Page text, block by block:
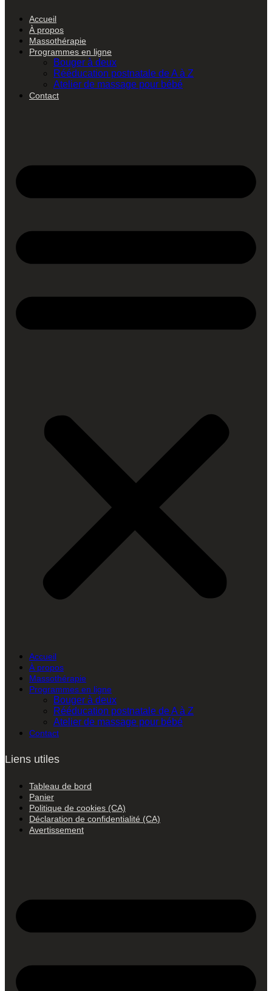
Accueil
À propos
Massothérapie
Programmes en ligne
Bouger à deux
Rééducation postnatale de A à Z
Atelier de massage pour bébé
Contact
Accueil
À propos
Massothérapie
Programmes en ligne
Bouger à deux
Rééducation postnatale de A à Z
Atelier de massage pour bébé
Contact
Liens utiles
Tableau de bord
Panier
Politique de cookies (CA)
Déclaration de confidentialité (CA)
Avertissement